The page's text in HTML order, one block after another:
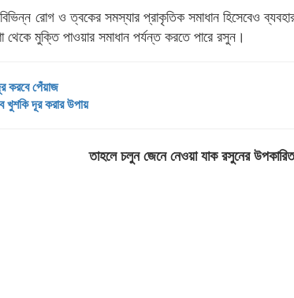
রোগ ও ত্বকের সমস্যার প্রাকৃতিক সমাধান হিসেবেও
মুক্তি পাওয়ার সমাধান পর্যন্ত করতে পারে রসুন।
করবে পেঁয়াজ
খুশকি দূর করার উপায়
তাহলে চলুন জেনে নেওয়া যাক রসুনের